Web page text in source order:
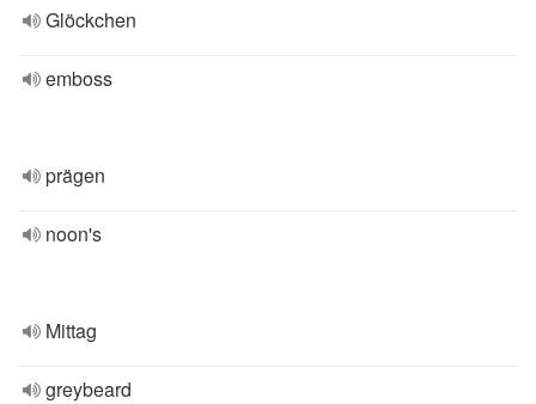
Glöckchen
emboss
prägen
noon's
Mittag
greybeard